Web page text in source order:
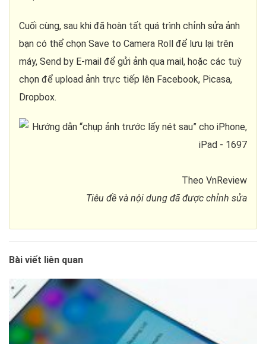
Cuối cùng, sau khi đã hoàn tất quá trình chỉnh sửa ảnh
bạn có thể chọn Save to Camera Roll để lưu lại trên
máy, Send by E-mail để gửi ảnh qua mail, hoặc các tuỳ
chọn để upload ảnh trực tiếp lên Facebook, Picasa,
Dropbox.
Theo VnReview
Tiêu đề và nội dung đã được chỉnh sửa
Bài viết liên quan